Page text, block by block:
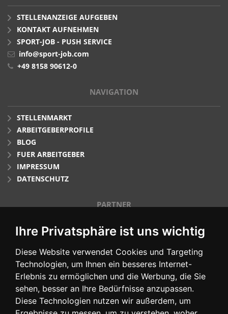
Ihre Privatsphäre ist uns wichtig
Diese Website verwendet Cookies und Targeting
Technologien, um Ihnen ein besseres Internet-
Erlebnis zu ermöglichen und die Werbung, die Sie
sehen, besser an Ihre Bedürfnisse anzupassen.
Diese Technologien nutzen wir außerdem, um
STELLENANZEIGE AUFGEBEN
KONTAKT AUFNEHMEN
SPORT-JOB - PUSH SERVICE
info@sport-job.com
+49 8158 90612-0
NAVIGATION
STELLENMARKT
ARBEITGEBERPROFILE
BLOG
FUER ARBEITGEBER
IMPRESSUM
DATENSCHUTZ
PARTNER